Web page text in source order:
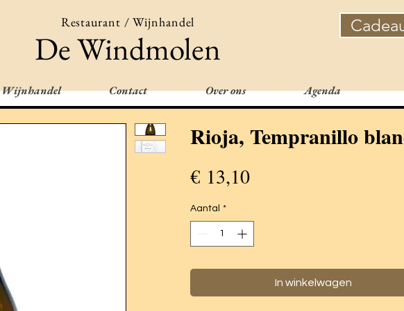
Restaurant / Wijnhandel
De Windmolen
Wijnhandel Contact Over ons Agenda
Rioja, Tempranillo
€ 13,10Prijs
Aantal *
In winkelwagen